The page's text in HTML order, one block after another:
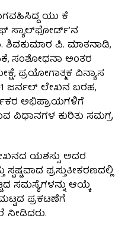
ಯು ಕೆ
ಸ್ಯಾಲ್‌ಫೋರ್ಡ್’ನ
ಶಿವಕುಮಾರ ಪಿ. ಮಾತನಾಡಿ,
ಸಂಶೋಧನಾ ಅಂತರ
ಪ್ರಯೋಗಾತ್ಮಕ ವಿನ್ಯಾಸ
1 ಜರ್ನಲ್ ಲೇಖನ ಬರಹ,
ಅಭಿಪ್ರಾಯಗಳಿಗೆ
ವಿಧಾನಗಳ ಕುರಿತು ಸಮಗ್ರ
ಯಶಸ್ಸು ಅದರ
ಪ್ರಸ್ತುತೀಕರಣದಲ್ಲಿ
ಸಮಸ್ಯೆಗಳನ್ನು ಆಯ್ಕೆ
ಪ್ರಕಟಣೆಗೆ
ನೀಡಿದರು.